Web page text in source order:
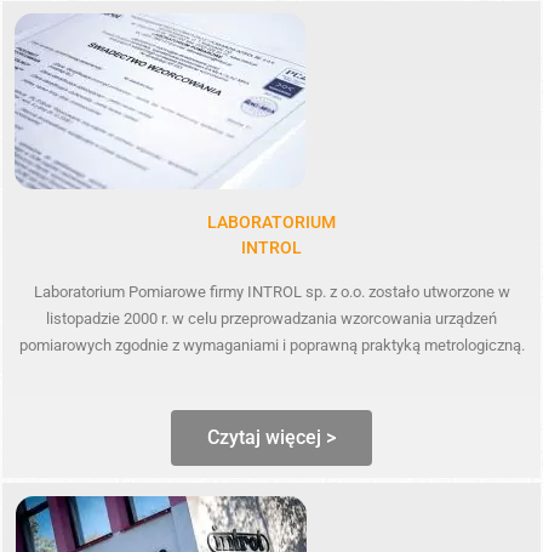
LABORATORIUM
INTROL
Laboratorium Pomiarowe firmy INTROL sp. z o.o. zostało utworzone w
listopadzie 2000 r. w celu przeprowadzania wzorcowania urządzeń
pomiarowych zgodnie z wymaganiami i poprawną praktyką metrologiczną.
Czytaj więcej >